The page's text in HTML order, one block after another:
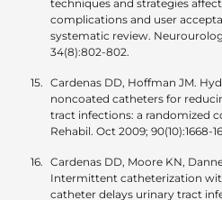
techniques and strategies
complications and user
systematic review.
34(8):802-802.
Cardenas DD, Hoffman JM.
noncoated catheters for
tract infections: a randomized
Rehabil. Oct 2009; 90(10):1668-
Cardenas DD, Moore KN,
Intermittent catheterization
catheter delays urinary tract